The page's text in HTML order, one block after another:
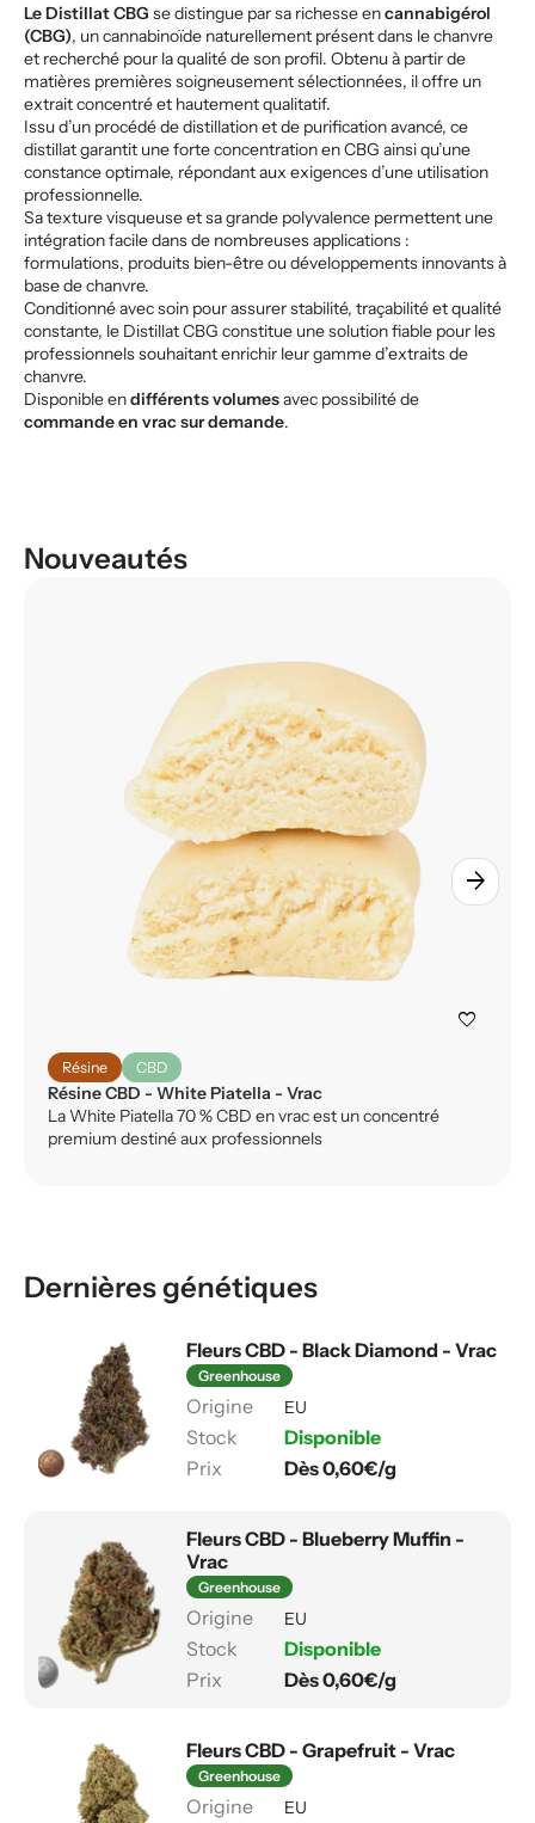
LeDistillat CBG se distingue par sa richesse encannabigérol
(CBG), un cannabinoïde naturellement présent dans le chanvre
et recherché pour la qualité de son profil. Obtenu à partir de
matières premières soigneusement sélectionnées, il offre un
extrait concentré et hautement qualitatif.
Issu d’un procédé de distillation et de purification avancé, ce
distillat garantit une forte concentration en CBG ainsi qu’une
constance optimale, répondant aux exigences d’une utilisation
professionnelle.
Sa texture visqueuse et sa grande polyvalence permettent une
intégration facile dans de nombreuses applications :
formulations, produits bien-être ou développements innovants à
base de chanvre.
Conditionné avec soin pour assurer stabilité, traçabilité et qualité
constante, le Distillat CBG constitue une solution fiable pour les
professionnels souhaitant enrichir leur gamme d’extraits de
chanvre.
Disponible endifférents volumesavec possibilité de
commande en vrac sur demande.
Nouveautés
arrow_forward
favorite
Résine CBD
Résine CBD - White Piatella - Vrac
La White Piatella 70 % CBD en vrac est un concentré
premium destiné aux professionnels
Dernières génétiques
Fleurs CBD - Black Diamond - Vrac
Greenhouse
EU
Disponible
Dès 0,60€/g
Fleurs CBD - Blueberry Muffin -
Vrac
Greenhouse
EU
Disponible
Dès 0,60€/g
Fleurs CBD - Grapefruit - Vrac
Greenhouse
EU